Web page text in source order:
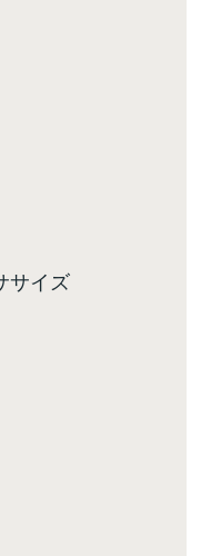
サイズ